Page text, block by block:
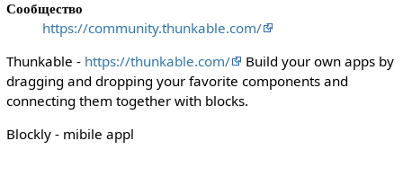
Сообщество
https://community.thunkable.com/
Thunkable - https://thunkable.com/
Build your own apps by
dragging and dropping your favorite components and
connecting them together with blocks.
Blockly - mibile appl